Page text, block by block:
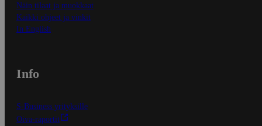
Näin tilaat ja muokkaat
Kaikki ohjeet ja vinkit
In English
Info
S-Business yrityksille
Oiva-raportit